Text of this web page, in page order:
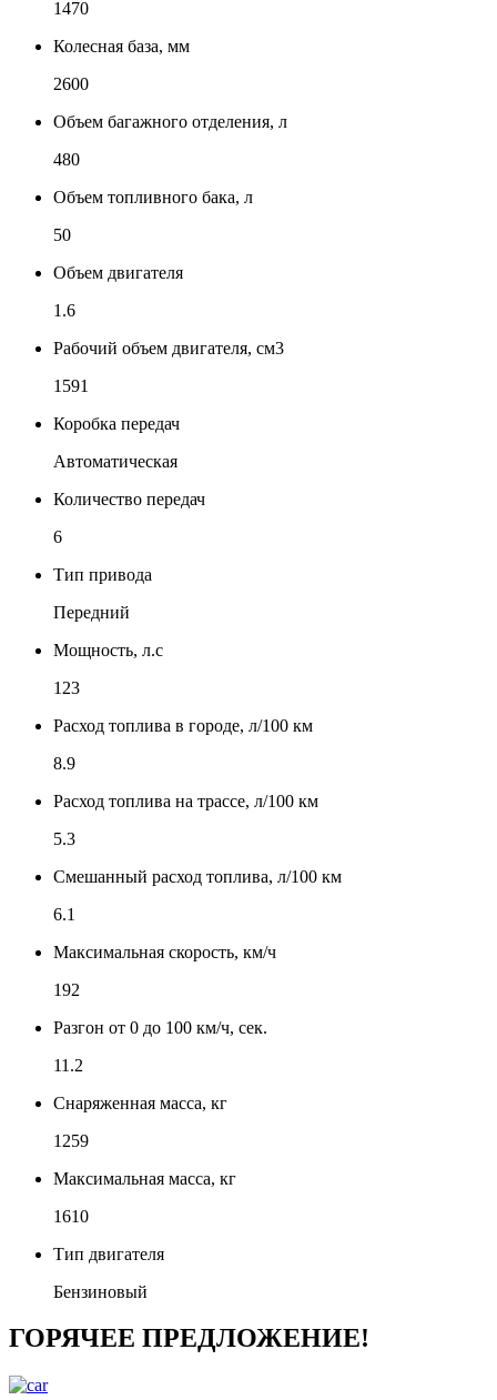
1470
Колесная база, мм
2600
Объем багажного отделения, л
480
Объем топливного бака, л
50
Объем двигателя
1.6
Рабочий объем двигателя, см3
1591
Коробка передач
Автоматическая
Количество передач
6
Тип привода
Передний
Мощность, л.с
123
Расход топлива в городе, л/100 км
8.9
Расход топлива на трассе, л/100 км
5.3
Смешанный расход топлива, л/100 км
6.1
Максимальная скорость, км/ч
192
Разгон от 0 до 100 км/ч, сек.
11.2
Снаряженная масса, кг
1259
Максимальная масса, кг
1610
Тип двигателя
Бензиновый
ГОРЯЧЕЕ ПРЕДЛОЖЕНИЕ!